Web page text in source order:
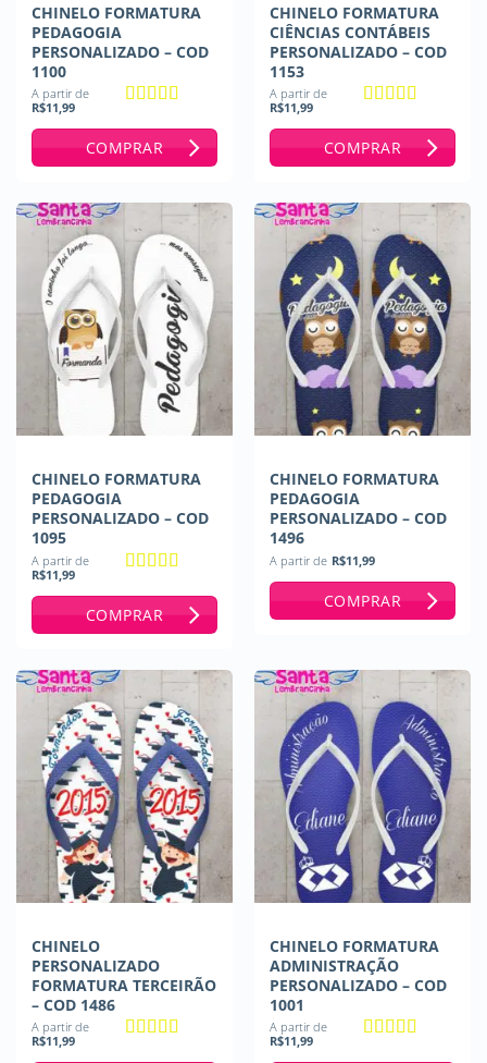
CHINELO FORMATURA
PEDAGOGIA
PERSONALIZADO – COD
1100
A partir de
R$11,99
COMPRAR
CHINELO FORMATURA
CIÊNCIAS CONTÁBEIS
PERSONALIZADO – COD
1153
A partir de
R$11,99
COMPRAR
CHINELO FORMATURA
PEDAGOGIA
PERSONALIZADO – COD
1095
A partir de
R$11,99
COMPRAR
CHINELO FORMATURA
PEDAGOGIA
PERSONALIZADO – COD
1496
A partir de R$11,99
COMPRAR
CHINELO
PERSONALIZADO
FORMATURA TERCEIRÃO
– COD 1486
A partir de
R$11,99
CHINELO FORMATURA
ADMINISTRAÇÃO
PERSONALIZADO – COD
1001
A partir de
R$11,99